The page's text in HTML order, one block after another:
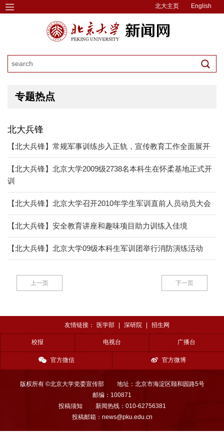
北大主页 English
专题热点
北大兵锋
【北大兵锋】常规军事训练步入正轨，宣传教育工作全面展开
【北大兵锋】北京大学2009级2738名本科生在怀柔基地正式开
训
【北大兵锋】北京大学召开2010年学生军训直前人员动员大会
【北大兵锋】安全教育讲座和趣味项目助力训练入佳境
【北大兵锋】北京大学09级本科生军训团举行消防演练活动
上一页 下一页
友情链接： 医学部 深研院 招生网
校报 电视台 广播台
官方微信 官方微博
版权所有 ©北京大学党委宣传部
地址：北京市海淀区颐和园路5号
邮编：100871
投稿须知
新闻热线：010-62756381
投稿邮箱：news@pku.edu.cn